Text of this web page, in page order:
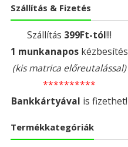
Szállítás & Fizetés
Szállítás 399Ft-tól!!!
1 munkanaposkézbesítés
(kis matrica előreutalással)
**********
Bankkártyával is fizethet!
Termékkategóriák